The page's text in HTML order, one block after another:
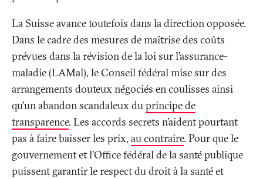
La Suisse avance toutefois dans la direction opposée.
Dans le cadre des mesures de maîtrise des coûts
prévues dans la révision de la loi sur l’assurance-
maladie (LAMal), le Conseil fédéral mise sur des
arrangements douteux négociés en coulisses ainsi
qu’un abandon scandaleux duprincipe de
transparence. Les accords secrets n’aident pourtant
pas à faire baisser les prix, au contraire. Pour que le
gouvernement et l’Office fédéral de la santé publique
puissent garantir le respect du droit à la santé et